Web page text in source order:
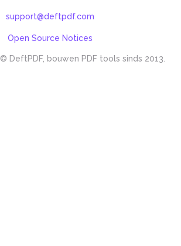
© DeftPDF, bouwen PDF tools sinds 2013.
support@deftpdf.com
Open Source Notices